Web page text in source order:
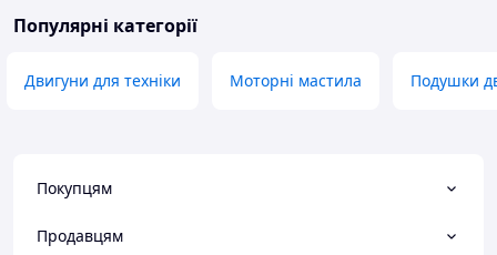
Популярні категорії
Двигуни для техніки Моторні мастила Подушки
Покупцям
Продавцям